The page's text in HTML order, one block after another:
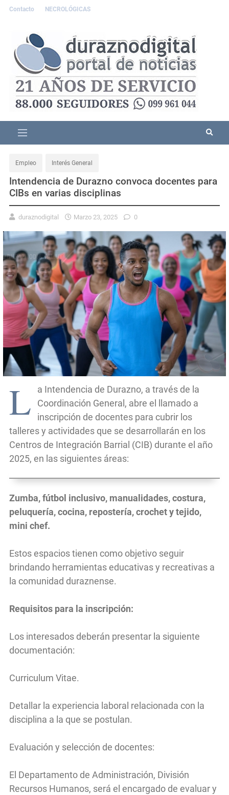
Contacto NECROLÓGICAS
Empleo Interés General
Intendencia de Durazno convoca docentes para
CIBs en varias disciplinas
duraznodigital Marzo 23, 2025 0
L
a Intendencia de Durazno, a través de la
Coordinación General, abre el llamado a
inscripción de docentes para cubrir los
talleres y actividades que se desarrollarán en los
Centros de Integración Barrial (CIB) durante el año
2025, en las siguientes áreas:
Zumba, fútbol inclusivo, manualidades, costura,
peluquería, cocina, repostería, crochet y tejido,
mini chef.
Estos espacios tienen como objetivo seguir
brindando herramientas educativas y recreativas a
la comunidad duraznense.
Requisitos para la inscripción:
Los interesados deberán presentar la siguiente
documentación:
Curriculum Vitae.
Detallar la experiencia laboral relacionada con la
disciplina a la que se postulan.
Evaluación y selección de docentes:
El Departamento de Administración, División
Recursos Humanos, será el encargado de evaluar y